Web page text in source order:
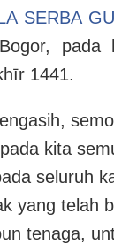
SERBA
pada
1441.
kita
seluruh
yang telah
tenaga,